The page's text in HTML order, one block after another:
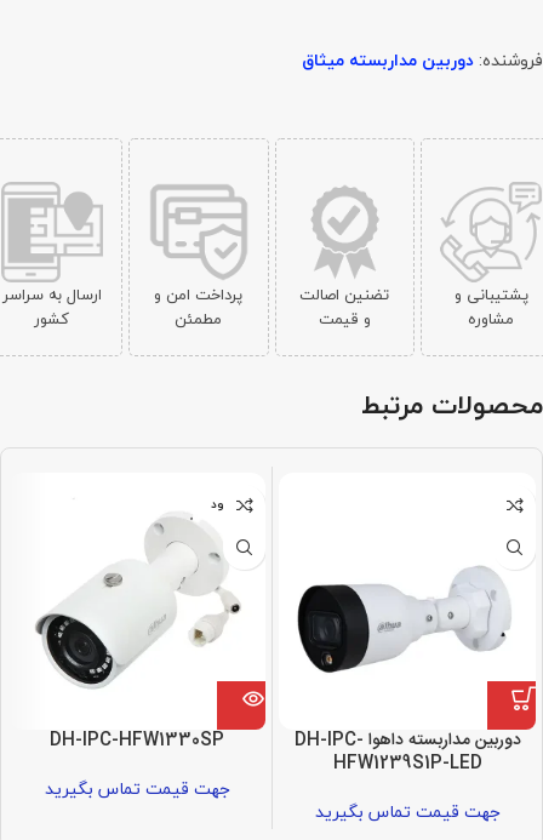
فروشنده: دوربین مداربسته میثاق
پشتیبانی و
مشاوره
تضنین اصالت
و قیمت
پرداخت امن و
مطمئن
ارسال به سراسر
کشور
محصولات مرتبط
دوربین مداربسته داهوا DH-IPC-
HFW1239S1P-LED
جهت قیمت تماس بگیرید
ناموجود
DH-IPC-HFW1330SP
جهت قیمت تماس بگیرید